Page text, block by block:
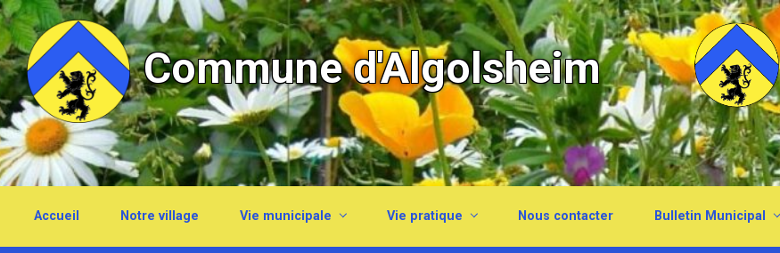
Skip to main content
Commune d'Algolsheim
Accueil Notre village Vie municipale Vie pratique Nous contacter Bulletin Municipal